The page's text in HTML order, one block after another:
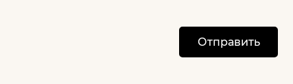
Отправить